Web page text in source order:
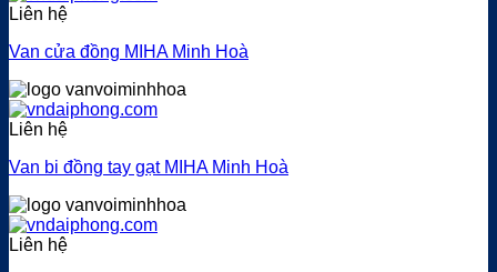
Liên hệ
Van cửa đồng MIHA Minh Hoà
Liên hệ
Van bi đồng tay gạt MIHA Minh Hoà
Liên hệ